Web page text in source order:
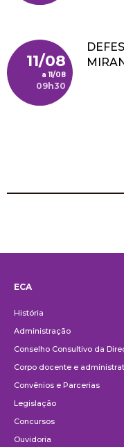
11/08
11/08
09h30
ECA
História
Administração
Conselho Consultivo da
Corpo docente e
Convênios e Parcerias
Legislação
Concursos
Ouvidoria